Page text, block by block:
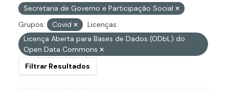
Secretaria de Governo e Participação Social
Grupos:
Covid
Licenças:
Licença Aberta para Bases de Dados (ODbL) do
Open Data Commons
Filtrar Resultados